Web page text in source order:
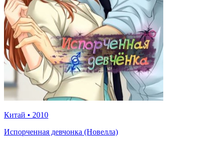
Китай • 2010
Испорченная девчонка (Новелла)